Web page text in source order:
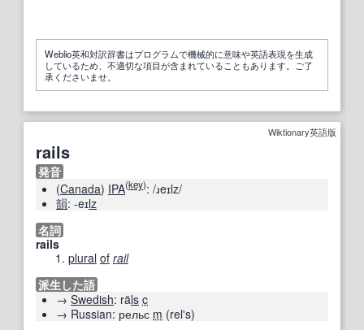
Weblio英和対訳辞書はプログラムで機械的に意味や英語表現を生成
しているため、不適切な項目が含まれていることもあります。ご了
承くださいませ。
Wiktionary英語版
rails
発音
(Canada) IPA(key): /ɹeɪlz/
韻: -eɪlz
名詞
rails
plural of rail
派生した語
→ Swedish: räls c
→ Russian: рельс m (relʹs)